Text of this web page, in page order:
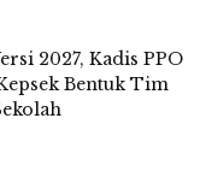
2027, Kadis PPO
Bentuk Tim